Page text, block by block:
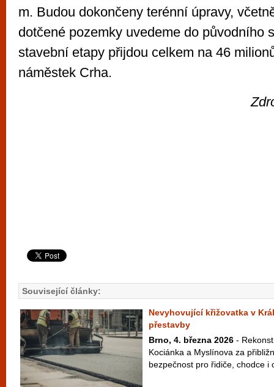
m. Budou dokončeny terénní úpravy,
dotčené pozemky uvedeme do původního
stavební etapy přijdou celkem na 46
náměstek Crha.
Související články:
Nevyhovující křižovatka v
přestavby
Brno, 4. března 2026 -
Kociánka a Myslínova za
bezpečnost pro řidiče, chodce i